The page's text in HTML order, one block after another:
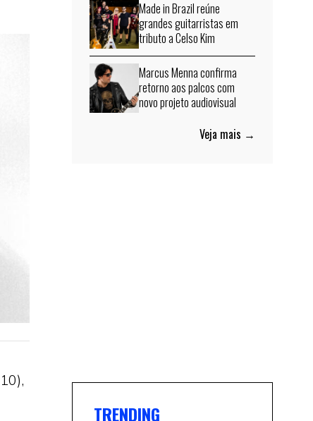
Made in Brazil reúne
grandes guitarristas em
tributo a Celso Kim
Marcus Menna confirma
retorno aos palcos com
novo projeto audiovisual
Veja mais →
TRENDING